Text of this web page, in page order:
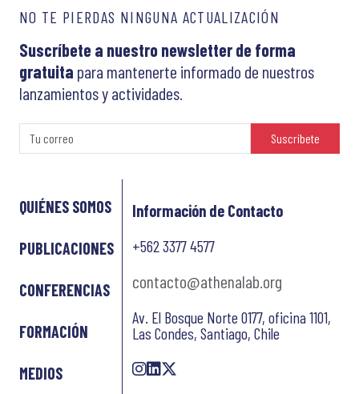
NO TE PIERDAS NINGUNA ACTUALIZACIÓN
Suscríbete a nuestro newsletter de forma
gratuita para mantenerte informado de nuestros
lanzamientos y actividades.
Suscríbete
QUIÉNES SOMOS
PUBLICACIONES
CONFERENCIAS
FORMACIÓN
MEDIOS
Información de Contacto
+562 3377 4577
contacto@athenalab.org
Av. El Bosque Norte 0177, oficina 1101,
Las Condes, Santiago, Chile